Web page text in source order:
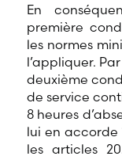
En
première
les normes
l’appliquer.
deuxième
de service
8 heures
lui en accorde
les articles